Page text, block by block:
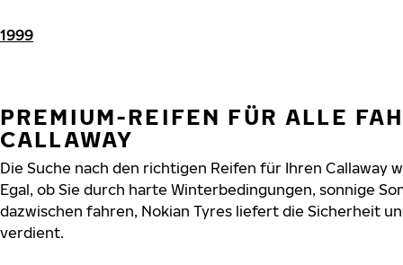
1999
PREMIUM-REIFEN FÜR ALLE
CALLAWAY
Die Suche nach den richtigen Reifen für Ihren Callaway
Egal, ob Sie durch harte Winterbedingungen, sonnige
dazwischen fahren, Nokian Tyres liefert die Sicherheit
verdient.